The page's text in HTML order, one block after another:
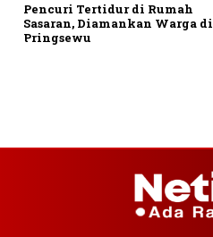
Pencuri Tertidur di Rumah
Sasaran, Diamankan Warga di
Pringsewu